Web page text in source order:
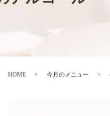
HOME 今月のメニュー